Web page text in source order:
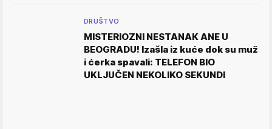
DRUŠTVO
MISTERIOZNI NESTANAK ANE U
BEOGRADU! Izašla iz kuće dok su muž
i ćerka spavali: TELEFON BIO
UKLJUČEN NEKOLIKO SEKUNDI